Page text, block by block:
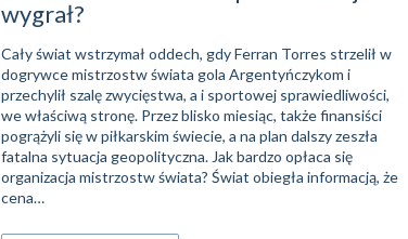
wygrał?
Cały świat wstrzymał oddech, gdy Ferran Torres strzelił w
dogrywce mistrzostw świata gola Argentyńczykom i
przechylił szalę zwycięstwa, a i sportowej sprawiedliwości,
we właściwą stronę. Przez blisko miesiąc, także finansiści
pogrążyli się w piłkarskim świecie, a na plan dalszy zeszła
fatalna sytuacja geopolityczna. Jak bardzo opłaca się
organizacja mistrzostw świata? Świat obiegła informacją, że
cena…